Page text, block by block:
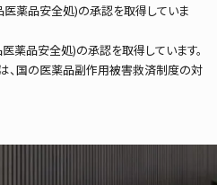
医薬品安全処)の承認を取得していま
薬品安全処)の承認を取得しています。
、国の医薬品副作用被害救済制度の対